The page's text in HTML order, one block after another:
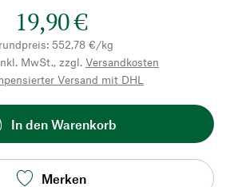
19,90 €
552,78 €/kg
MwSt., zzgl. Versandkosten
Versand mit DHL
In den Warenkorb
Merken